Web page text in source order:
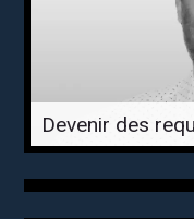
Devenir des